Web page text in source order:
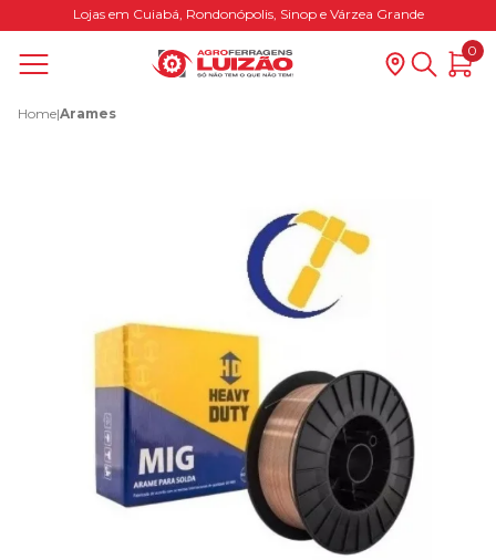
Lojas em Cuiabá, Rondonópolis, Sinop e Várzea Grande
0
Home|Arames